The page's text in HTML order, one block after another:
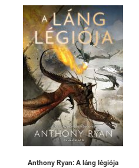
Anthony Ryan: A láng légiója